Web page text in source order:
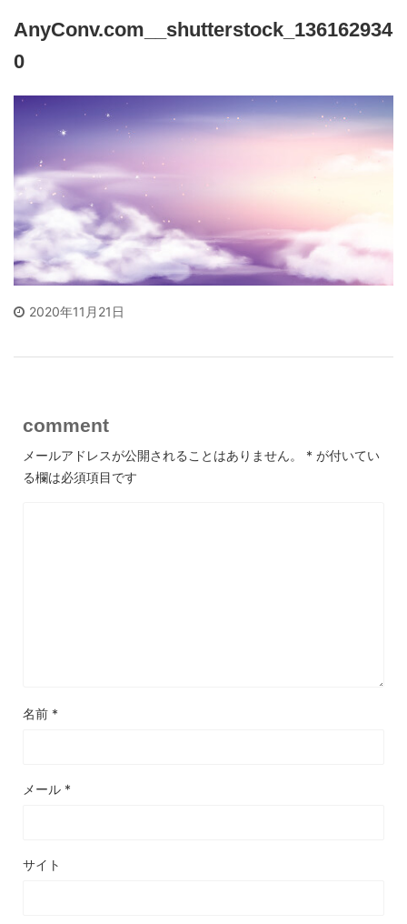
AnyConv.com__shutterstock_136162934
0
2020年11月21日
comment
メールアドレスが公開されることはありません。 * が付いてい
る欄は必須項目です
名前 *
メール *
サイト